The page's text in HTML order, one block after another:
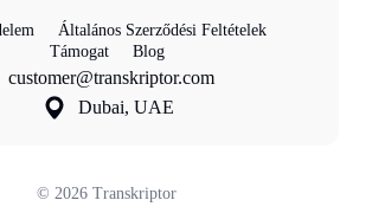
Általános Szerződési Feltételek
Támogat
Blog
customer@transkriptor.com
Dubai, UAE
© 2026 Transkriptor